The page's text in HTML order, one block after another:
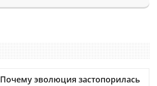
Почему эволюция застопорилась